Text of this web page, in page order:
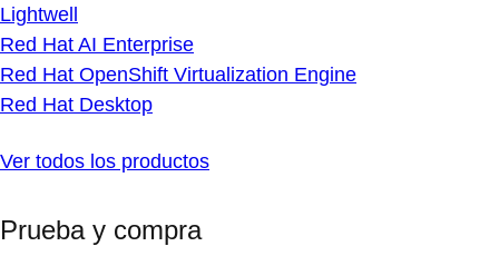
Lightwell
Red Hat AI Enterprise
Red Hat OpenShift Virtualization Engine
Red Hat Desktop
Ver todos los productos
Prueba y compra